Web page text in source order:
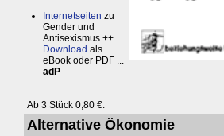
Internetseiten zu
Gender und
Antisexismus ++
Download als
eBook oder PDF ...
adP
Ab 3 Stück 0,80 €.
Alternative Ökonomie